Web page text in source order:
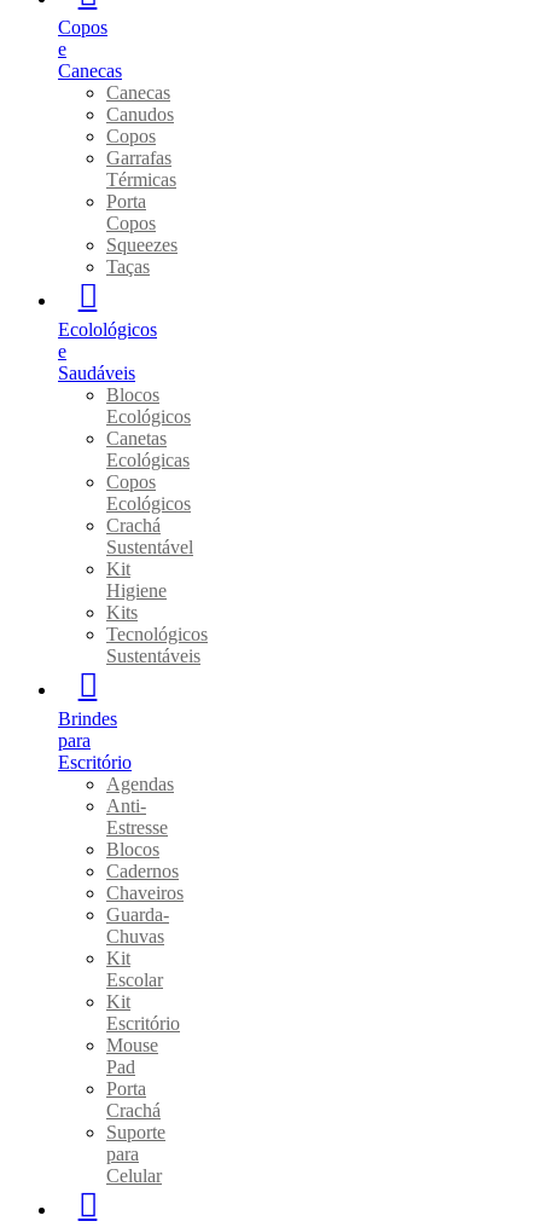
Copos
e
Canecas
Canecas
Canudos
Copos
Garrafas
Térmicas
Porta
Copos
Squeezes
Taças
Ecolológicos
e
Saudáveis
Blocos
Ecológicos
Canetas
Ecológicas
Copos
Ecológicos
Crachá
Sustentável
Kit
Higiene
Kits
Tecnológicos
Sustentáveis
Brindes
para
Escritório
Agendas
Anti-
Estresse
Blocos
Cadernos
Chaveiros
Guarda-
Chuvas
Kit
Escolar
Kit
Escritório
Mouse
Pad
Porta
Crachá
Suporte
para
Celular